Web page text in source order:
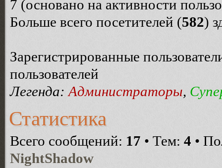
7 (основано на активности
Больше всего посетителей (582)
Зарегистрированные
пользователей
Легенда: Администраторы,
Статистика
Всего сообщений: 17 • Тем: 4 •
NightShadow